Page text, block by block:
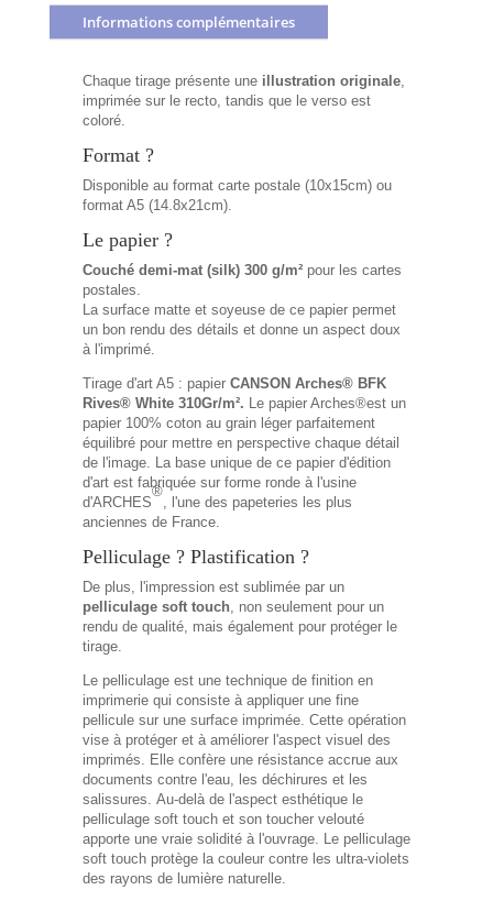
Informations complémentaires
Chaque tirage présente une illustration originale,
imprimée sur le recto, tandis que le verso est
coloré.
Format ?
Disponible au format carte postale (10x15cm) ou
format A5 (14.8x21cm).
Le papier ?
Couché demi-mat (silk) 300 g/m² pour les cartes
postales.
La surface matte et soyeuse de ce papier permet
un bon rendu des détails et donne un aspect doux
à l'imprimé.
Tirage d'art A5 : papier CANSON Arches® BFK
Rives® White 310Gr/m². Le papier Arches®est un
papier 100% coton au grain léger parfaitement
équilibré pour mettre en perspective chaque détail
de l'image. La base unique de ce papier d'édition
d'art est fabriquée sur forme ronde à l'usine
d'ARCHES
®
, l'une des papeteries les plus
anciennes de France.
Pelliculage ? Plastification ?
De plus, l'impression est sublimée par un
pelliculage soft touch, non seulement pour un
rendu de qualité, mais également pour protéger le
tirage.
Le pelliculage est une technique de finition en
imprimerie qui consiste à appliquer une fine
pellicule sur une surface imprimée. Cette opération
vise à protéger et à améliorer l'aspect visuel des
imprimés. Elle confère une résistance accrue aux
documents contre l'eau, les déchirures et les
salissures. Au-delà de l'aspect esthétique le
pelliculage soft touch et son toucher velouté
apporte une vraie solidité à l'ouvrage. Le pelliculage
soft touch protège la couleur contre les ultra-violets
des rayons de lumière naturelle.